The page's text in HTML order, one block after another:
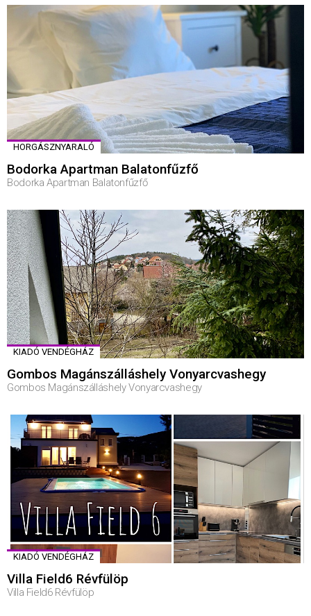
HORGÁSZNYARALÓ
Bodorka Apartman Balatonfűzfő
Bodorka Apartman Balatonfűzfő
KIADÓ VENDÉGHÁZ
Gombos Magánszálláshely Vonyarcvashegy
Gombos Magánszálláshely Vonyarcvashegy
KIADÓ VENDÉGHÁZ
Villa Field6 Révfülöp
Villa Field6 Révfülöp